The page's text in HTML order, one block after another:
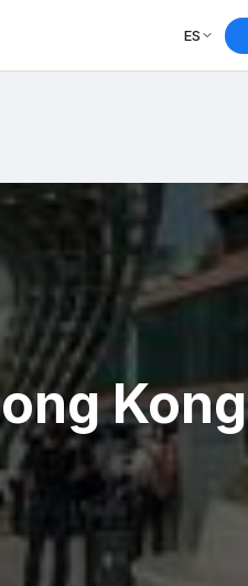
ES
Kong